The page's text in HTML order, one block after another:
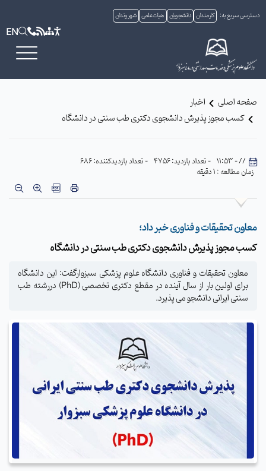
دسترسی سریع به: کارمندان دانشجویان هیات علمی شهروندان
EN
صفحه اصلی
اخبار
کسب مجوز پذیرش دانشجوی دکتری طب سنتی در دانشگاه
// - 11:53 - تعداد بازدید: 4756
- تعداد بازدیدکننده: 686
زمان مطالعه : 1 دقیقه
معاون تحقیقات و فناوری خبر داد؛
کسب مجوز پذیرش دانشجوی دکتری طب سنتی در دانشگاه
معاون تحقیقات و فناوری دانشگاه علوم پزشکی سبزوارگفت: این دانشگاه
برای اولین بار از سال آینده در مقطع دکتری تخصصی (PhD) دررشته طب
سنتی ایرانی دانشجو می پذیرد.